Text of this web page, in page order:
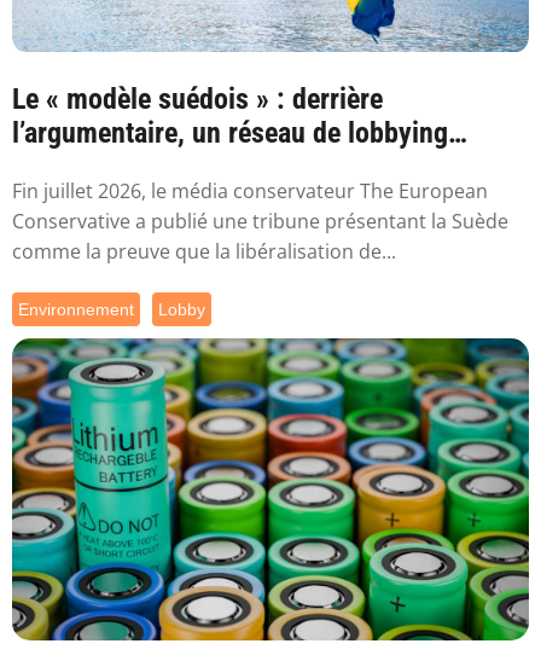
Le « modèle suédois » : derrière
l’argumentaire, un réseau de lobbying
Fin juillet 2026, le média conservateur The European
Conservative a publié une tribune présentant la Suède
comme la preuve que la libéralisation de...
Environnement Lobby